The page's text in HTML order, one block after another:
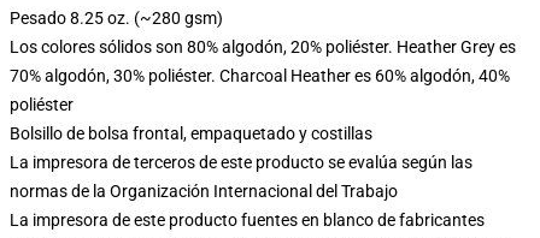
Pesado 8.25 oz. (~280 gsm)
Los colores sólidos son 80% algodón, 20% poliéster. Heather Grey es
70% algodón, 30% poliéster. Charcoal Heather es 60% algodón, 40%
poliéster
Bolsillo de bolsa frontal, empaquetado y costillas
La impresora de terceros de este producto se evalúa según las
normas de la Organización Internacional del Trabajo
La impresora de este producto fuentes en blanco de fabricantes